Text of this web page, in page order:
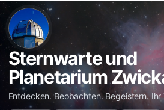
Sternwarte und
Planetarium
Entdecken. Beobachten. Begeistern. Ihr